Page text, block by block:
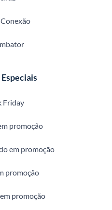
Especiais
Friday
promoção
em promoção
promoção
promoção